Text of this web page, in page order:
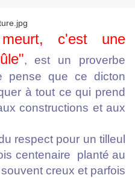
c'est une
, est un proverbe
pense que ce dicton
à tout ce qui prend
constructions et aux
respect pour un tilleul
centenaire planté au
creux et parfois